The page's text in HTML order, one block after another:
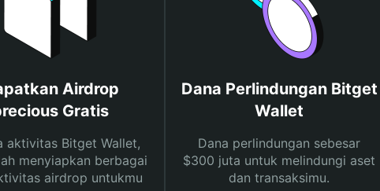
Airdrop
Gratis
aktivitas Bitget Wallet,
menyiapkan berbagai
airdrop untukmu
Dana Perlindungan Bitget
Wallet
Dana perlindungan sebesar
$300 juta untuk melindungi aset
dan transaksimu.